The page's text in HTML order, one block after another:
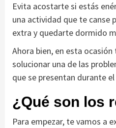
Evita acostarte si estás
una actividad que te canse
extra y quedarte dormido
Ahora bien, en esta
solucionar una de las
que se presentan durante
¿Qué son los
Para empezar, te vamos a